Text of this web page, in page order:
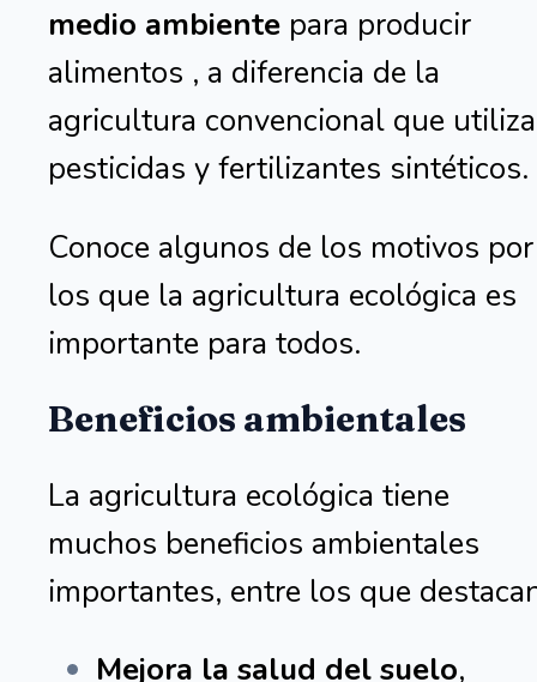
medio ambiente para producir
alimentos , a diferencia de la
agricultura convencional que utiliza
pesticidas y fertilizantes sintéticos.
Conoce algunos de los motivos por
los que la agricultura ecológica es
importante para todos.
Beneficios ambientales
La agricultura ecológica tiene
muchos beneficios ambientales
importantes, entre los que
Mejora la salud del suelo,